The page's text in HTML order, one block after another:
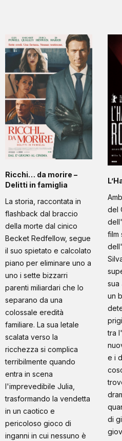
Ricchi… da morire –
Delitti in famiglia
La storia, raccontata in
flashback dal braccio
della morte dal cinico
Becket Redfellow, segue
il suo spietato e calcolato
piano per eliminare uno a
uno i sette bizzarri
parenti miliardari che lo
separano da una
colossale eredità
familiare. La sua letale
scalata verso la
ricchezza si complica
terribilmente quando
entra in scena
l'imprevedibile Julia,
trasformando la vendetta
in un caotico e
pericoloso gioco di
inganni in cui nessuno è
del
film
sua
un
tra
e i
di